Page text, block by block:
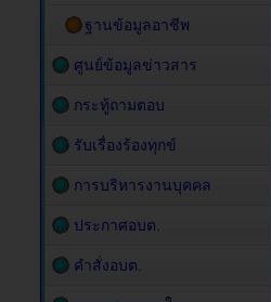
ฐานข้อมูลอาชีพ
ศูนย์ข้อมูลข่าวสาร
กระทู้ถามตอบ
รับเรื่องร้องทุกข์
การบริหารงานบุคคล
ประกาศอบต.
คำสั่งอบต.